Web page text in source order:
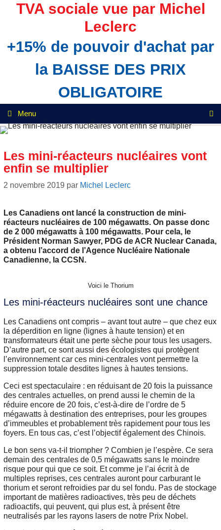
TVA sociale vue par Michel
Leclerc
+15% de pouvoir d'achat par
la BAISSE DES PRIX
OBLIGATOIRE
Menu
Les mini-réacteurs nucléaires vont
enfin se multiplier
2 novembre 2019 par Michel Leclerc
Les Canadiens ont lancé la construction de mini-
réacteurs nucléaires de 100 mégawatts. On passe donc
de 2 000 mégawatts à 100 mégawatts. Pour cela, le
Président Norman Sawyer, PDG de ACR Nuclear Canada,
a obtenu l’accord de l’Agence Nucléaire Nationale
Canadienne, la CCSN.
Voici le Thorium
Les mini-réacteurs nucléaires sont une chance
Les Canadiens ont compris – avant tout autre – que chez eux
la déperdition en ligne (lignes à haute tension) et en
transformateurs était une perte sèche pour tous les usagers.
D’autre part, ce sont aussi des écologistes qui protègent
l’environnement car ces mini-centrales vont permettre la
suppression totale desdites lignes à hautes tensions.
Ceci est spectaculaire : en réduisant de 20 fois la puissance
des centrales actuelles, on prend aussi le chemin de la
réduire encore de 20 fois, c’est-à-dire de l’ordre de 5
mégawatts à destination des entreprises, pour les groupes
d’immeubles et probablement très rapidement pour tous les
foyers. En tous cas, c’est l’objectif également des Chinois.
Le bon sens va-t-il triompher ? Combien je l’espère. Ce sera
demain des centrales de 0,5 mégawatts sans le moindre
risque pour qui que ce soit. Et comme je l’ai écrit à de
multiples reprises, ces centrales auront pour carburant le
thorium et seront refroidies par du sel fondu. Pas de stockage
important de matières radioactives, très peu de déchets
radioactifs, qui peuvent, qui plus est, à présent être
neutralisés par les rayons lasers de notre Prix Nobel.